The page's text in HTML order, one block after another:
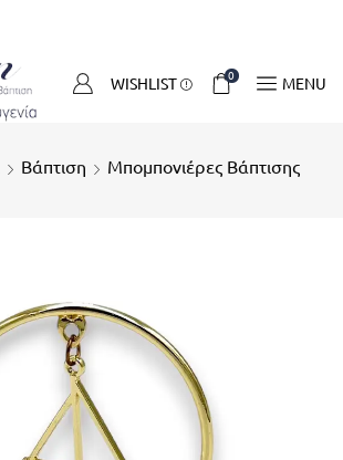
WISHLIST 0 MENU
Βάπτιση Μπομπονιέρες Βάπτισης